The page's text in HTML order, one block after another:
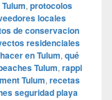
, protocolos
locales
de conservacion
residenciales
en Tulum, qué
Tulum, rappi
Tulum, recetas
seguridad playa